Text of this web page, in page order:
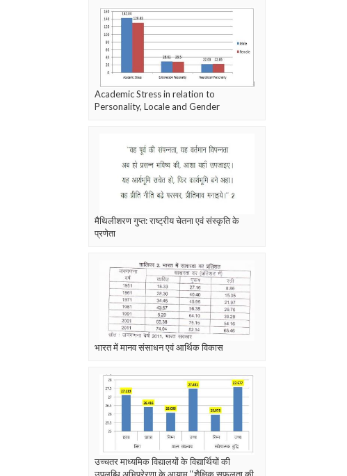
Academic Stress in relation to
Personality, Locale and Gender
मैथिलीशरण गुप्त: राष्ट्रीय चेतना एवं संस्कृति के
प्रणेता
भारत में मानव संसाधन एवं आर्थिक विकास
उच्चतर माध्यमिक विद्यालयों के विद्यार्थियों की